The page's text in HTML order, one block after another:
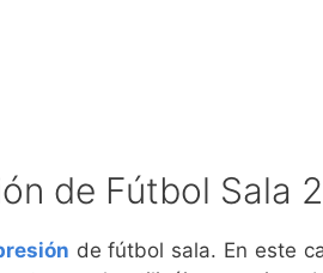
de Fútbol Sala 2
de fútbol sala. En este